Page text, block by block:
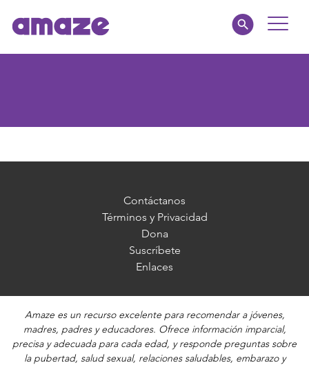
Toggle
Contáctanos
Términos y Privacidad
Dona
Suscríbete
Enlaces
Amaze es un recurso excelente para recomendar a jóvenes,
madres, padres y educadores. Ofrece información imparcial,
precisa y adecuada para cada edad, y responde preguntas sobre
la pubertad, salud sexual, relaciones saludables, embarazo y